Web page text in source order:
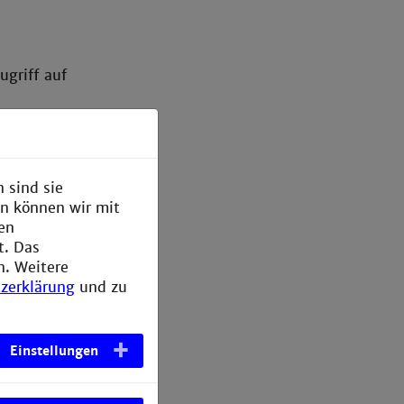
auf
Login-
sind sie
können wir mit
Das
Weitere
und zu
Einstellungen